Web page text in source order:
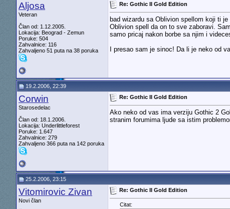
Aljosa
Veteran
Član od: 1.12.2005.
Lokacija: Beograd - Zemun
Poruke: 504
Zahvalnice: 116
Zahvaljeno 51 puta na 38 poruka
Re: Gothic II Gold Edition
bad wizardu sa Oblivion spellom koji ti
Oblivion spell da on to sve zaboravi.
samo pricaj nakon borbe sa njim i
I presao sam je sinoc! Da li je neko od
19.2.2006, 22:39
Corwin
Starosedelac
Član od: 18.1.2006.
Lokacija: Underlittleforest
Poruke: 1.647
Zahvalnice: 279
Zahvaljeno 366 puta na 142 poruka
Re: Gothic II Gold Edition
Ako neko od vas ima verziju Gothic 2
stranim forumima ljude sa istim
25.2.2006, 23:15
Vitomirovic Zivan
Novi član
Re: Gothic II Gold Edition
Citat: